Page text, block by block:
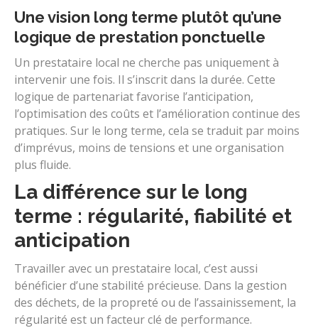
Une vision long terme plutôt qu’une
logique de prestation ponctuelle
Un prestataire local ne cherche pas uniquement à
intervenir une fois. Il s’inscrit dans la durée. Cette
logique de partenariat favorise l’anticipation,
l’optimisation des coûts et l’amélioration continue des
pratiques. Sur le long terme, cela se traduit par moins
d’imprévus, moins de tensions et une organisation
plus fluide.
La différence sur le long
terme : régularité, fiabilité et
anticipation
Travailler avec un prestataire local, c’est aussi
bénéficier d’une stabilité précieuse. Dans la gestion
des déchets, de la propreté ou de l’assainissement, la
régularité est un facteur clé de performance.